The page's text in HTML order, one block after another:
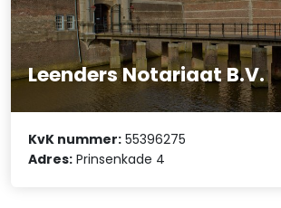
Leenders Notariaat B.V.
KvK nummer: 55396275
Adres: Prinsenkade 4